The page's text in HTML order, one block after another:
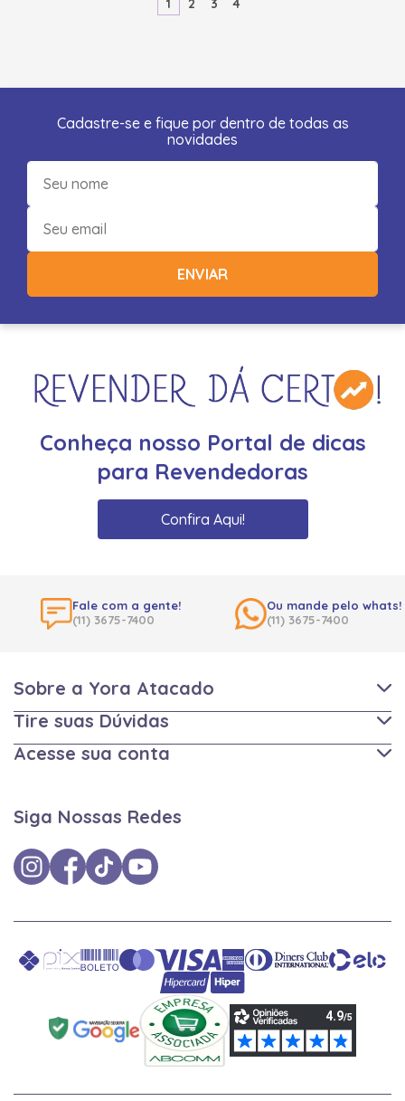
1 2 3 4
Cadastre-se e fique por dentro de todas as
novidades
ENVIAR
Conheça nosso Portal de dicas
para Revendedoras
Confira Aqui!
Fale com a gente!
(11) 3675-7400
Ou mande pelo whats!
(11) 3675-7400
Sobre a Yora Atacado
Tire suas Dúvidas
Acesse sua conta
Siga Nossas Redes